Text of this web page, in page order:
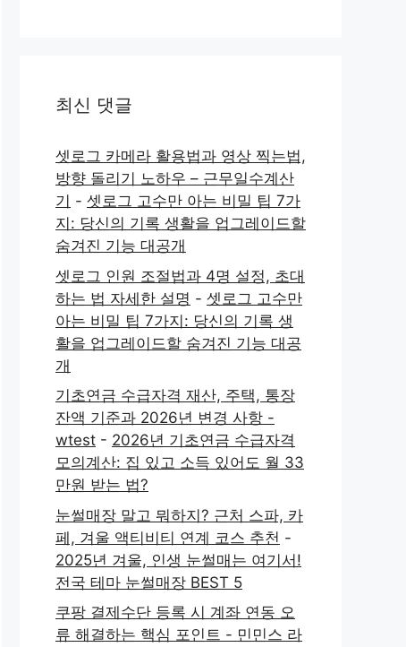
최신 댓글
셋로그 카메라 활용법과 영상 찍는법,
방향 돌리기 노하우 – 근무일수계산
기 - 셋로그 고수만 아는 비밀 팁 7가
지: 당신의 기록 생활을 업그레이드할
숨겨진 기능 대공개
셋로그 인원 조절법과 4명 설정, 초대
하는 법 자세한 설명 - 셋로그 고수만
아는 비밀 팁 7가지: 당신의 기록 생
활을 업그레이드할 숨겨진 기능 대공
개
기초연금 수급자격 재산, 주택, 통장
잔액 기준과 2026년 변경 사항 -
wtest - 2026년 기초연금 수급자격
모의계산: 집 있고 소득 있어도 월 33
만원 받는 법?
눈썰매장 말고 뭐하지? 근처 스파, 카
페, 겨울 액티비티 연계 코스 추천 -
2025년 겨울, 인생 눈썰매는 여기서!
전국 테마 눈썰매장 BEST 5
쿠팡 결제수단 등록 시 계좌 연동 오
류 해결하는 핵심 포인트 - 민민스 라